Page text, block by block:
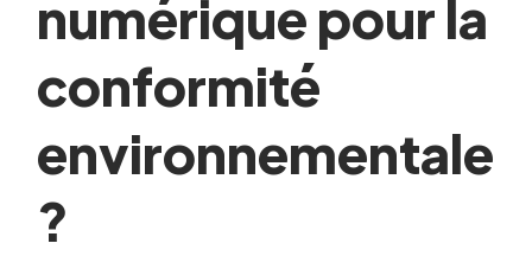
numérique pour la
conformité
environnementale
?